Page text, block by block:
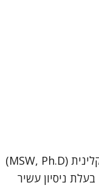
שמי ד"ר תלמה כהן, עובדת סוציאלית קלינית (MSW, Ph.D)
ניסיון עשיר